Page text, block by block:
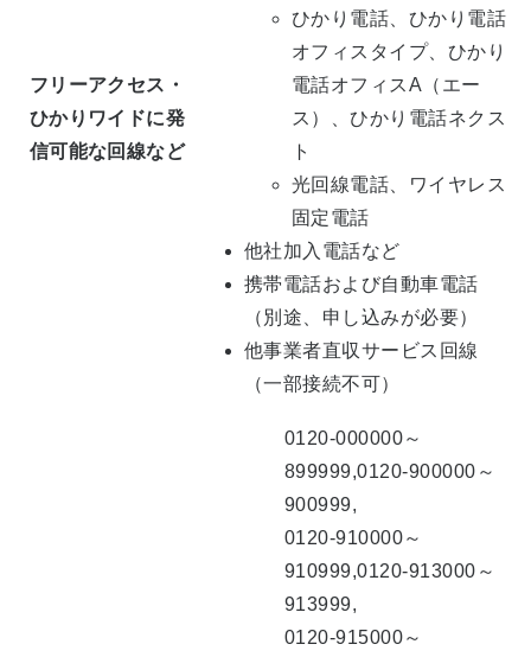
フリーアクセス・
ひかりワイドに発
信可能な回線など
ひかり電話、ひかり電話
オフィスタイプ、ひかり
電話オフィスA（エー
ス）、ひかり電話ネクス
ト
光回線電話、ワイヤレス
固定電話
他社加入電話など
携帯電話および自動車電話
（別途、申し込みが必要）
他事業者直収サービス回線
（一部接続不可）
0120-000000～
899999,0120-900000～
900999,
0120-910000～
910999,0120-913000～
913999,
0120-915000～